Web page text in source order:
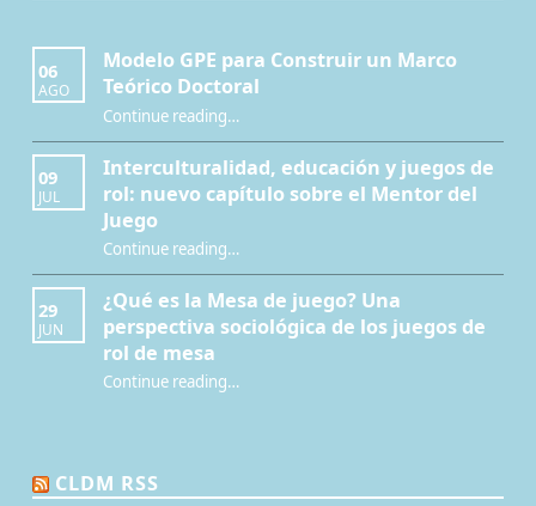
06
AGO
Modelo GPE para Construir un Marco
Teórico Doctoral
Continue reading“Modelo GPE para Construir un Marco Teórico Doctoral”
…
09
JUL
Interculturalidad, educación y juegos de
rol: nuevo capítulo sobre el Mentor del
Juego
Continue reading“Interculturalidad, educación y juegos de rol: nuevo capítulo sobre el Mentor del Juego”
…
29
JUN
¿Qué es la Mesa de juego? Una
perspectiva sociológica de los juegos de
rol de mesa
Continue reading“¿Qué es la Mesa de juego? Una perspectiva sociológica de los juegos de rol de mesa”
…
CLDM RSS